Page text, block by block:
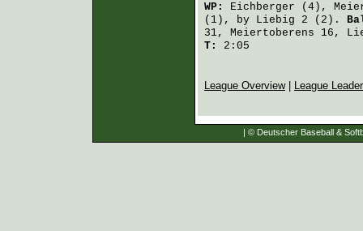
WP: Eichberger (4),
(1), by Liebig 2 (2).
31, Meiertoberens 16,
T:
2:05
League Overview| League
| © Deutscher Baseball &